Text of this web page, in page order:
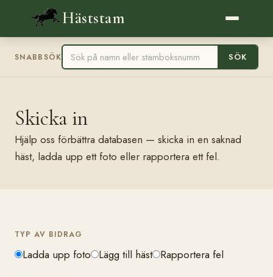
Häststam
SNABBSÖK SÖK
Skicka in
Hjälp oss förbättra databasen — skicka in en saknad
häst, ladda upp ett foto eller rapportera ett fel.
TYP AV BIDRAG
Ladda upp foto Lägg till häst Rapportera fel